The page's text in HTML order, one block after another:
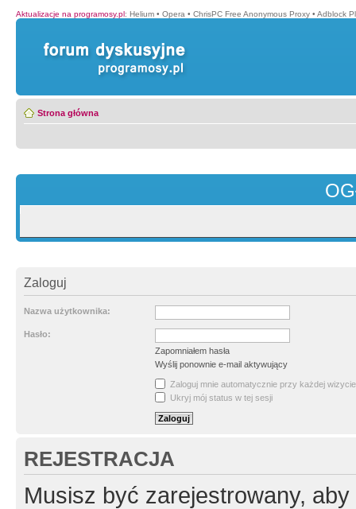
Aktualizacje na programosy.pl: Helium • Opera • ChrisPC Free Anonymous Proxy • Adblock
Strona główna
Zaloguj
Nazwa użytkownika:
Hasło:
Zapomniałem hasła
Wyślij ponownie e-mail aktywujący
Zaloguj mnie automatycznie przy każdej wizycie
Ukryj mój status w tej sesji
REJESTRACJA
Musisz być zarejestrowany,